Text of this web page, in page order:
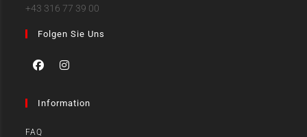
+43 316 77 39 00
Folgen Sie Uns
Information
FAQ